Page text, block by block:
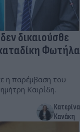
δικαιούσθε
Φωτήλα
η παρέμβαση του
Καιρίδη.
Κατερίνα
Κανάκη